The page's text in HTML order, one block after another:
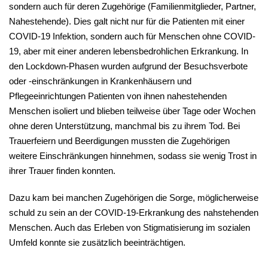
sondern auch für deren Zugehörige (Familienmitglieder, Partner,
Nahestehende). Dies galt nicht nur für die Patienten mit einer
COVID-19 Infektion, sondern auch für Menschen ohne COVID-
19, aber mit einer anderen lebensbedrohlichen Erkrankung. In
den Lockdown-Phasen wurden aufgrund der Besuchsverbote
oder -einschränkungen in Krankenhäusern und
Pflegeeinrichtungen Patienten von ihnen nahestehenden
Menschen isoliert und blieben teilweise über Tage oder Wochen
ohne deren Unterstützung, manchmal bis zu ihrem Tod. Bei
Trauerfeiern und Beerdigungen mussten die Zugehörigen
weitere Einschränkungen hinnehmen, sodass sie wenig Trost in
ihrer Trauer finden konnten.
Dazu kam bei manchen Zugehörigen die Sorge, möglicherweise
schuld zu sein an der COVID-19-Erkrankung des nahstehenden
Menschen. Auch das Erleben von Stigmatisierung im sozialen
Umfeld konnte sie zusätzlich beeinträchtigen.